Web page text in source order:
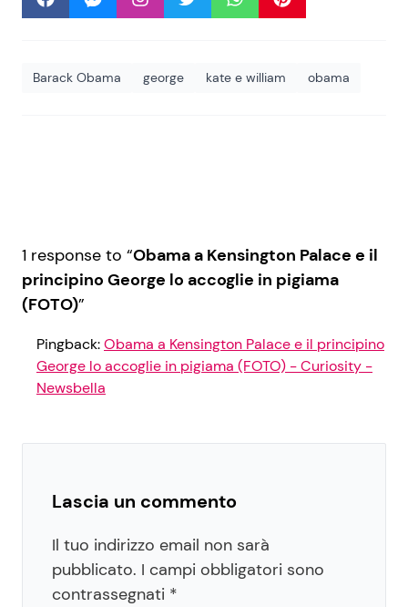
Barack Obama george kate e william obama
1 response to “Obama a Kensington Palace e il
principino George lo accoglie in pigiama
(FOTO)”
Pingback:Obama a Kensington Palace e il principino
George lo accoglie in pigiama (FOTO) - Curiosity -
Newsbella
Lascia un commento
Il tuo indirizzo email non sarà
pubblicato. I campi obbligatori sono
contrassegnati *